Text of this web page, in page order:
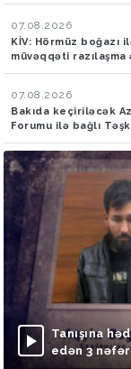
07.08.2026
KİV: Hörmüz boğazı
müvəqqəti
07.08.2026
Bakıda keçiriləcək
Forumu ilə bağlı
Tanışına
edən 3 nəfər